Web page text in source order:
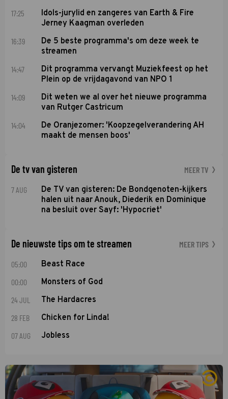
17:25
Idols-jurylid en zangeres van Earth & Fire
Jerney Kaagman overleden
16:39
De 5 beste programma's om deze week te
streamen
14:47
Dit programma vervangt Muziekfeest op het
Plein op de vrijdagavond van NPO 1
14:09
Dit weten we al over het nieuwe programma
van Rutger Castricum
14:04
De Oranjezomer: 'Koopzegelverandering AH
maakt de mensen boos'
De tv van gisteren MEER TV
7 AUG
De TV van gisteren: De Bondgenoten-kijkers
halen uit naar Anouk, Diederik en Dominique
na besluit over Sayf: 'Hypocriet'
De nieuwste tips om te streamen MEER TIPS
05:00 Beast Race
00:00 Monsters of God
24 JUL The Hardacres
28 FEB Chicken for Linda!
07 AUG Jobless